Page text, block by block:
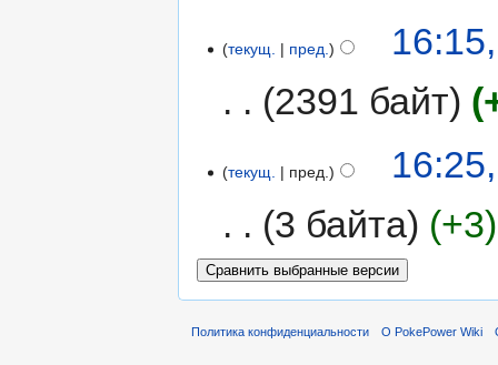
текущ. пред.
2391 байт
текущ. пред.
3 байта
+3
Политика конфиденциальности О PokePower Wiki